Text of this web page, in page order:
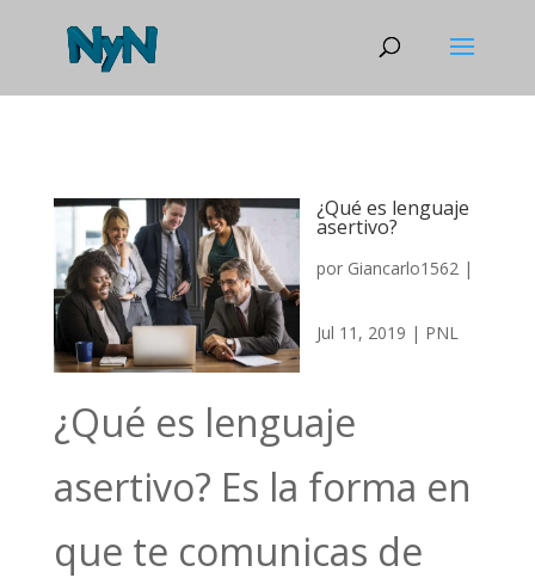
¿Qué es lenguaje
asertivo?
por Giancarlo1562|
Jul 11, 2019 | PNL
¿Qué es lenguaje
asertivo? Es la forma en
que te comunicas de